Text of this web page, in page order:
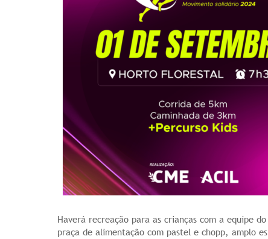
Haverá recreação para as crianças com a equipe
praça de alimentação com pastel e chopp, amplo